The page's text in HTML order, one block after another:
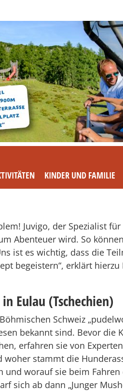
KINDER UND FAMILIE
Juvigo, der Spezialist
Abenteuer wird. So
ist es wichtig, dass die
begeistern“, erklärt
Eulau (Tschechien)
Schweiz
bekannt sind. Bevor die
erfahren sie von
stammt die
worauf sie beim Fahren
sich ab dann „Junger